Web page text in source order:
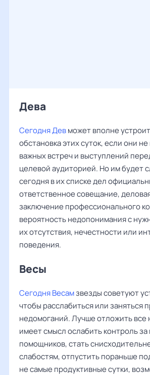
Дева ‌‌
Сегодня Девможет вполне
обстановка этих суток, если они
важных встреч и выступлений
целевой аудиторией. Но им будет
сегодня в их списке дел
ответственное совещание,
заключение профессионального
вероятность недопонимания с
их отсутствия, нечестности или
поведения.
Весы ‌‌
Сегодня Весамзвезды советуют
чтобы расслабиться или заняться
недомоганий. Лучше отложить все
имеет смысл ослабить контроль
помощников, стать
слабостям, отпустить пораньше
не самые продуктивные сутки,